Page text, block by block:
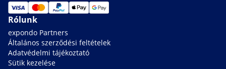
Rólunk
expondo Partners
Általános szerződési feltételek
Adatvédelmi tájékoztató
Sütik kezelése